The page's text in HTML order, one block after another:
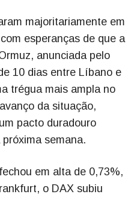
majoritariamente em
esperanças de que a
anunciada pelo
10 dias entre Líbano e
trégua mais ampla no
da situação,
pacto duradouro
semana.
em alta de 0,73%,
o DAX subiu